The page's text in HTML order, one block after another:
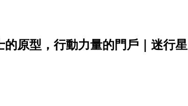
的原型，行動力量的門戶｜迷行星